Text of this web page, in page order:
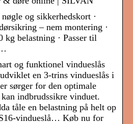
og sikkerhedskort ·
– nem montering ·
kg belastning · Passer til
og funktionel vindueslås
en 3-trins vindueslås i
sørger for den optimale
indbrudssikre vinduet.
tåle en belastning på helt op
vindueslå… Køb nu for